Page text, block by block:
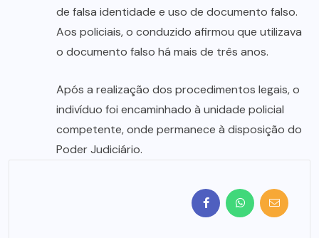
de falsa identidade e uso de documento falso.
Aos policiais, o conduzido afirmou que utilizava
o documento falso há mais de três anos.
Após a realização dos procedimentos legais, o
indivíduo foi encaminhado à unidade policial
competente, onde permanece à disposição do
Poder Judiciário.